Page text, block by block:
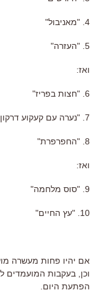
4. "מאניבול"
5. "העזרה"
ואז:
6. "חצות בפריז"
7. "נערה עם קעקוע דרקון"
8. "החפרפרת"
ואז:
9. "סוס מלחמה"
10. "עץ החיים"
אם יהיו פחות מעשרה
וכן, בעקבות
הפתעת היום.